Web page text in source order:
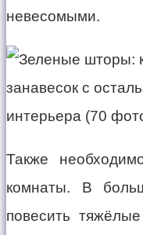
невесомыми.
Также
комнаты. В
повесить